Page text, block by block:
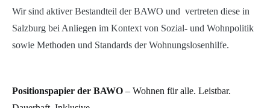
Wir sind aktiver Bestandteil der BAWO und vertreten diese in
Salzburg bei Anliegen im Kontext von Sozial- und Wohnpolitik
sowie Methoden und Standards der Wohnungslosenhilfe.
Positionspapier der BAWO – Wohnen für alle. Leistbar.